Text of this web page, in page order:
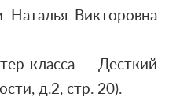
Наталья Викторовна
класса - Десткий
д.2, стр. 20).